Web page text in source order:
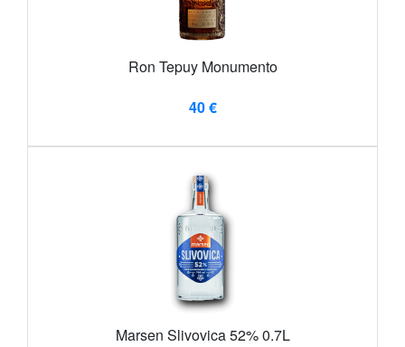
Ron Tepuy Monumento
40 €
Marsen Slivovica 52% 0.7L